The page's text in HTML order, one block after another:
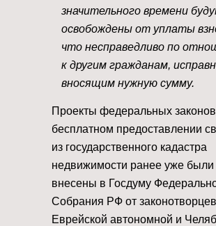
значительного времени
освобождены от уплаты
что несправедливо по
к другим гражданам,
вносящим нужную сумму.
Проекты федеральных
бесплатном предоставлении
из государственного кадастра
недвижимости ранее уже были
внесены в Госдуму
Собрания РФ от
Еврейской автономной и